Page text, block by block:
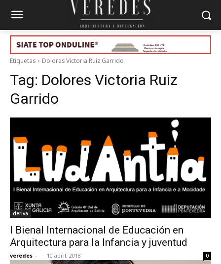
Etiquetas Dolores Victoria Ruiz Garrido
Tag: Dolores Victoria Ruiz
Garrido
deriva
I Bienal Internacional de Educación en
Arquitectura para la Infancia y juventud
veredes - 10 abril, 2018 0